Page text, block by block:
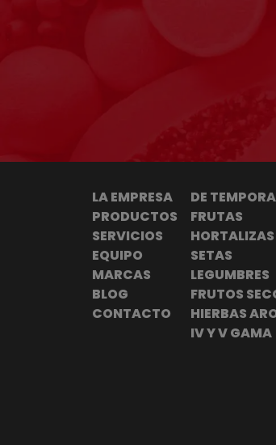
LA EMPRESA
PRODUCTOS
SERVICIOS
EQUIPO
MARCAS
BLOG
CONTACTO
DE
FRUTAS
HORTALIZAS
SETAS
LEGUMBRES
FRUTOS
HIERBAS
IV Y V GAMA